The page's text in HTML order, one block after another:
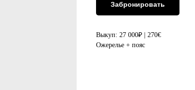
Забронировать
Выкуп: 27 000₽ | 270€
Ожерелье + пояс